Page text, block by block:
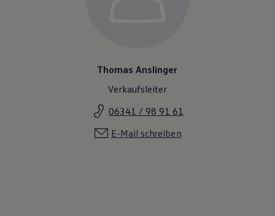
Thomas Anslinger
Verkaufsleiter
06341 / 98 91 61
E-Mail schreiben